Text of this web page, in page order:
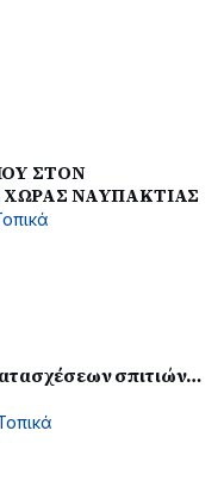
ΣΤΟΝ
ΝΑΥΠΑΚΤΙΑΣ
σπιτιών…